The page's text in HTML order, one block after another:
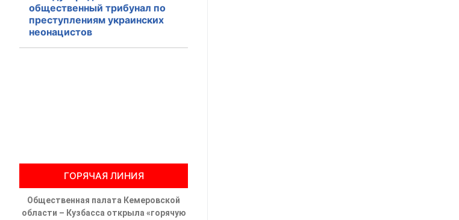
общественный трибунал по
преступлениям украинских
неонацистов
ГОРЯЧАЯ ЛИНИЯ
Общественная палата Кемеровской
области – Кузбасса открыла «горячую